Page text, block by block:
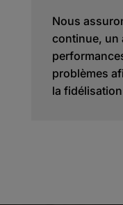
Nous
continue, un
problèmes
la